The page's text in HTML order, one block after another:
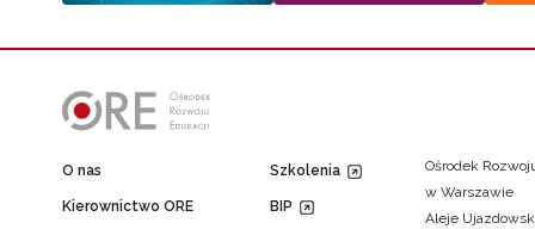
O nas
Kierownictwo ORE
Szkolenia
BIP
Ośrodek
w Warszawie
Aleje